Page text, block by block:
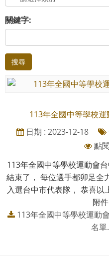
關鍵字:
搜尋
113年全國中等學校
日期 : 2023-12-18
點
113年全國中等學校運動會
結束了， 每位選手都卯足全
入選台中市代表隊， 恭喜
附
113年全國中等學校運動
名